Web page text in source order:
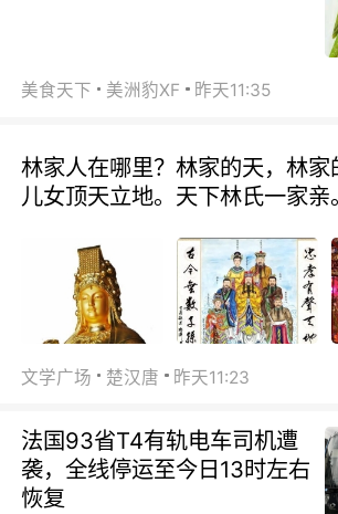
美食天下 美洲豹XF 昨天11:35
林家人在哪里？林家的天，林家
儿女顶天立地。天下林氏一家亲。
文学广场 楚汉唐 昨天11:23
法国93省T4有轨电车司机遭
袭，全线停运至今日13时左右
恢复